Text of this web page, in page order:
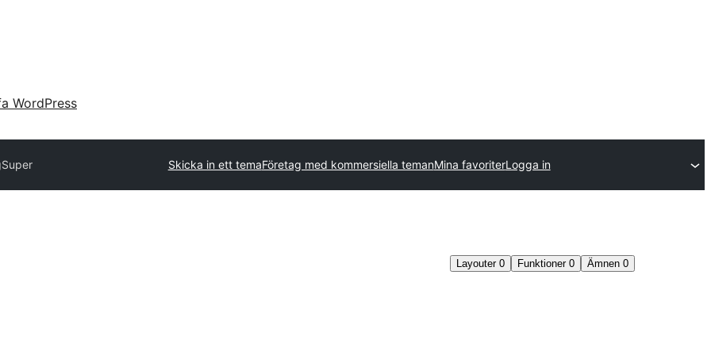
WordPress
Super Skicka in ett temaFöretag med kommersiella temanMina favoriterLogga in
Layouter 0 Funktioner 0 Ämnen 0